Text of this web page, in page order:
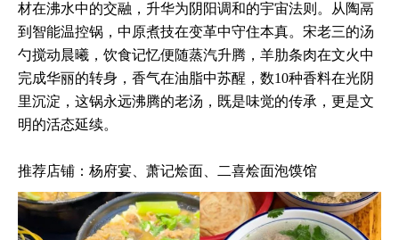
材在沸水中的交融，升华为阴阳调和的宇宙法则。从陶鬲
到智能温控锅，中原煮技在变革中守住本真。宋老三的汤
勺搅动晨曦，饮食记忆便随蒸汽升腾，羊肋条肉在文火中
完成华丽的转身，香气在油脂中苏醒，数10种香料在光阴
里沉淀，这锅永远沸腾的老汤，既是味觉的传承，更是文
明的活态延续。
推荐店铺：杨府宴、萧记烩面、二喜烩面泡馍馆